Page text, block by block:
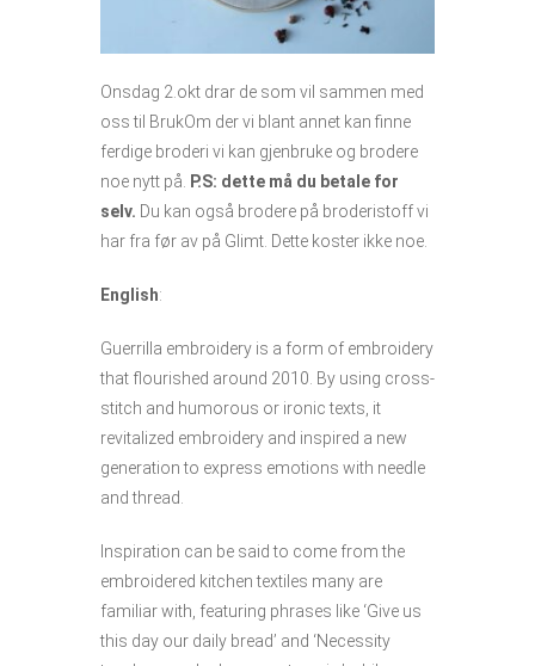
Onsdag 2.okt drar de som vil sammen med
oss til BrukOm der vi blant annet kan finne
ferdige broderi vi kan gjenbruke og brodere
noe nytt på. P.S: dette må du betale for
selv. Du kan også brodere på broderistoff vi
har fra før av på Glimt. Dette koster ikke noe.
English:
Guerrilla embroidery is a form of embroidery
that flourished around 2010. By using cross-
stitch and humorous or ironic texts, it
revitalized embroidery and inspired a new
generation to express emotions with needle
and thread.
Inspiration can be said to come from the
embroidered kitchen textiles many are
familiar with, featuring phrases like ‘Give us
this day our daily bread’ and ‘Necessity